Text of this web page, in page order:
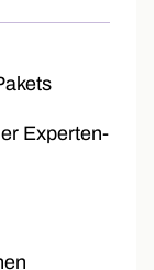
Experten-